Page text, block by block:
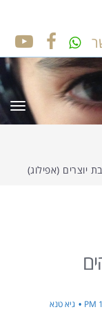
יוצרים (אפילוג)
גיא טנא